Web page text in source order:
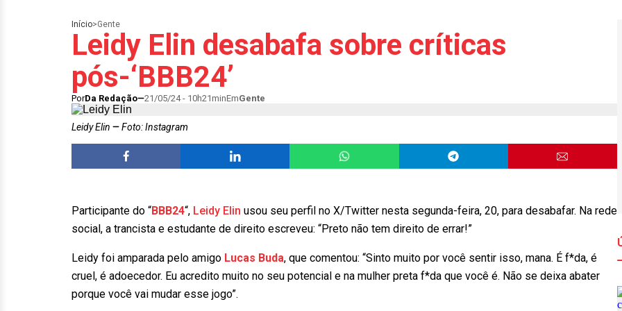
Início>Gente
Leidy Elin desabafa sobre críticas
pós-‘BBB24’
PorDa Redação 21/05/24 - 10h21minEmGente
Leidy Elin Foto: Instagram
Participante do “BBB24“, Leidy Elin usou seu perfil no X/Twitter nesta segunda-feira, 20, para desabafar. Na rede
social, a trancista e estudante de direito escreveu: “Preto não tem direito de errar!”
Leidy foi amparada pelo amigo Lucas Buda, que comentou: “Sinto muito por você sentir isso, mana. É f*da, é
cruel, é adoecedor. Eu acredito muito no seu potencial e na mulher preta f*da que você é. Não se deixa abater
porque você vai mudar esse jogo”.